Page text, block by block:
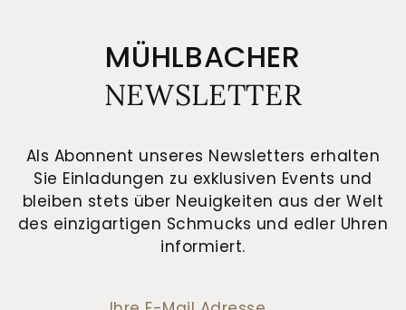
MÜHLBACHER
NEWSLETTER
Als Abonnent unseres Newsletters erhalten
Sie Einladungen zu exklusiven Events und
bleiben stets über Neuigkeiten aus der Welt
des einzigartigen Schmucks und edler Uhren
informiert.